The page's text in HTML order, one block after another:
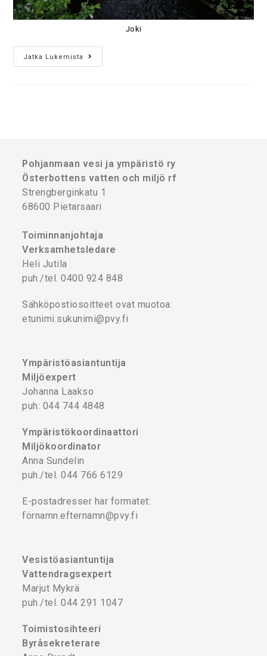
Joki
Jatka Lukemista
Pohjanmaan vesi ja ympäristö ry
Österbottens vatten och miljö rf
Strengberginkatu 1
68600 Pietarsaari
Toiminnanjohtaja
Verksamhetsledare
Heli Jutila
puh./tel. 0400 924 848
Sähköpostiosoitteet ovat muotoa:
etunimi.sukunimi@pvy.fi
Ympäristöasiantuntija
Miljöexpert
Johanna Laakso
puh: 044 744 4848
Ympäristökoordinaattori
Miljökoordinator
Anna Sundelin
puh./tel. 044 766 6129
E-postadresser har formatet:
förnamn.efternamn@pvy.fi
Vesistöasiantuntija
Vattendragsexpert
Marjut Mykrä
puh./tel. 044 291 1047
Toimistosihteeri
Byråsekreterare